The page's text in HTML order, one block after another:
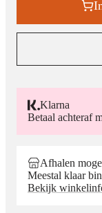
Klarna
Betaal achteraf
Afhalen
Meestal klaar
Bekijk